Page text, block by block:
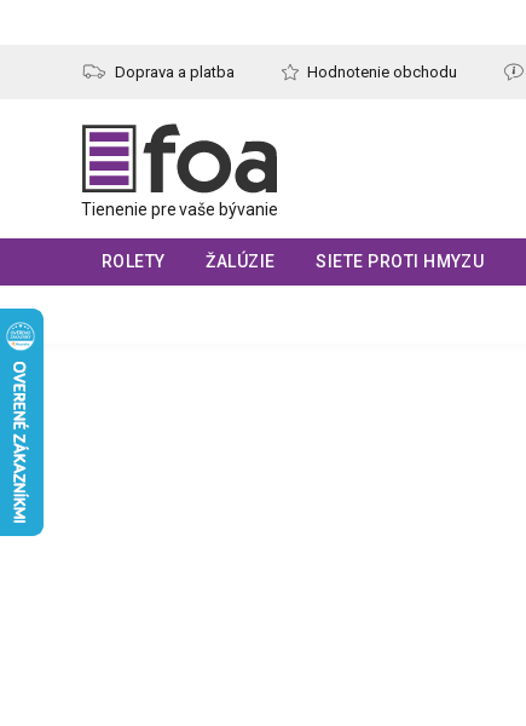
Doprava a platba Hodnotenie obchodu
ROLETY ŽALÚZIE SIETE PROTI HMYZU